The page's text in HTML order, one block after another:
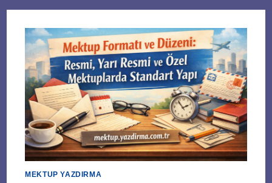
MEKTUP YAZDIRMA